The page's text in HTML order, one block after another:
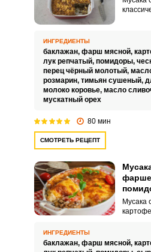
овощей.
ИНГРЕДИЕНТЫ
баклажан, фарш мясной,
лук репчатый, помидоры,
перец чёрный молотый,
розмарин, тимьян сушеный,
молоко коровье, масло
мускатный орех
80 мин
СМОТРЕТЬ РЕЦЕПТ
Мусака
ИНГРЕДИЕНТЫ
баклажан, фарш мясной,